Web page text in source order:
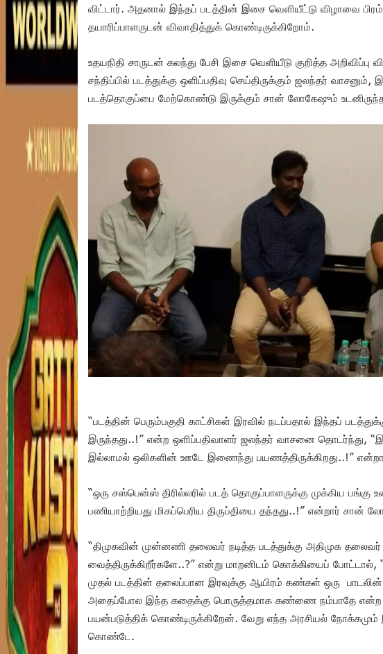
விட்டார். அதனால் இந்தப் படத்தின் இசை வெளியீட்டு விழாவை
தயாரிப்பாளருடன் விவாதித்துக் கொண்டிருக்கிறோம்.
உதயநிதி சாருடன் கலந்து பேசி இசை வெளியீடு குறித்த
சந்திப்பில் படத்துக்கு ஒளிப்பதிவு செய்திருக்கும் ஜலந்தர் வாசனும்,
படத்தொகுப்பை மேற்கொண்டு இருக்கும் சான் லோகேஷும்
“படத்தின் பெரும்பகுதி காட்சிகள் இரவில் நடப்பதால் இந்தப்
இருந்தது..!” என்ற ஒளிப்பதிவாளர் ஜலந்தர் வாசனை தொடர்ந்து,
இல்லாமல் ஒலிகளின் ஊடே இணைந்து பயணத்திருக்கிறது..!”
“ஒரு சஸ்பென்ஸ் திரில்லரில் படத் தொகுப்பாளருக்கு முக்கிய
பணியாற்றியது மிகப்பெரிய திருப்தியை தந்தது..!” என்றார் சான்
“திமுகவின் முன்னணி தலைவர் நடித்த படத்துக்கு அதிமுக
வைத்திருக்கிறீர்களே..?” என்று மாறனிடம் கொக்கியைப்
முதல் படத்தின் தலைப்பான இரவுக்கு ஆயிரம் கண்கள் ஒரு பாடலின்
அதைப்போல இந்த கதைக்கு பொருத்தமாக கண்ணை நம்பாதே என்ற
பயன்படுத்திக் கொண்டிருக்கிறேன். வேறு எந்த அரசியல் நோக்கமும்
கொண்டே.